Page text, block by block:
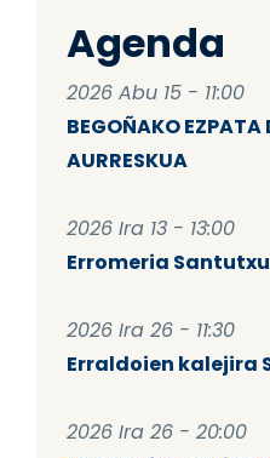
Agenda
2026 Abu 15 - 11:00
BEGOÑAKO
AURRESKUA
2026 Ira 13 - 13:00
Erromeria
2026 Ira 26 - 11:30
Erraldoien kalejira
2026 Ira 26 - 20:00